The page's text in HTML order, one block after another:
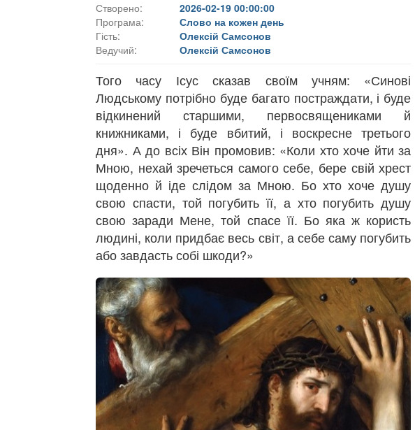
Створено:
2026-02-19 00:00:00
Програма:
Слово на кожен день
Гість:
Олексій Самсонов
Ведучий:
Олексій Самсонов
Того часу Ісус сказав своїм учням: «Синові
Людському потрібно буде багато постраждати, і буде
відкинений старшими, первосвящениками й
книжниками, і буде вбитий, і воскресне третього
дня». А до всіх Він промовив: «Коли хто хоче йти за
Мною, нехай зречеться самого себе, бере свій хрест
щоденно й іде слідом за Мною. Бо хто хоче душу
свою спасти, той погубить її, а хто погубить душу
свою заради Мене, той спасе її. Бо яка ж користь
людині, коли придбає весь світ, а себе саму погубить
або завдасть собі шкоди?»